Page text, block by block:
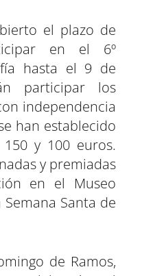
el plazo de
en el 6º
hasta el 9 de
participar los
independencia
han establecido
y 100 euros.
y premiadas
en el Museo
Santa de
de Ramos,